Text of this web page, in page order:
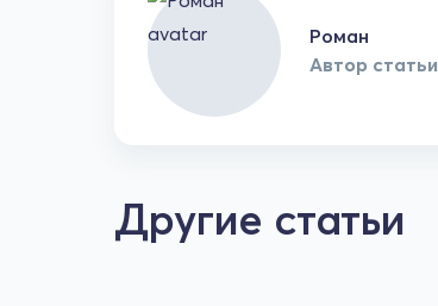
Роман
Автор статьи
Другие статьи